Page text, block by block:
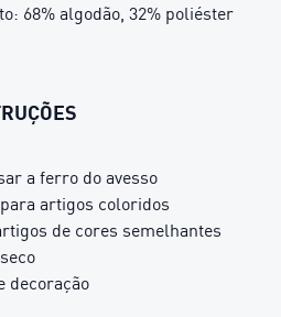
68% algodão, 32% poliéster
a ferro do avesso
artigos coloridos
de cores semelhantes
decoração